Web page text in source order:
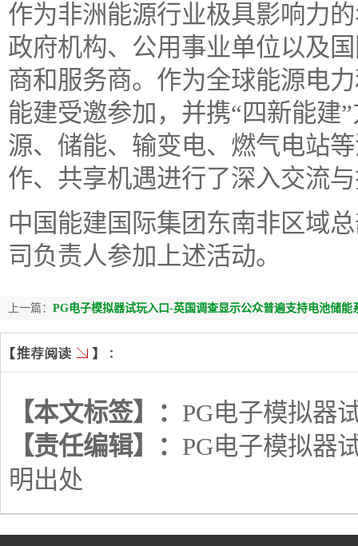
作为非洲能源行业极具影响力
政府机构、公用事业单位以及
商和服务商。作为全球能源电
能建受邀参加，并携“四新能建
源、储能、输变电、燃气电站
作、共享机遇进行了深入交流
中国能建国际集团东南非区域
司负责人参加上述活动。
上一篇： PG电子模拟器试玩入口-英国调查显示公众普遍支持电池储能
【本文标签】： PG电子模拟器
【责任编辑】： PG电子模拟器
明出处